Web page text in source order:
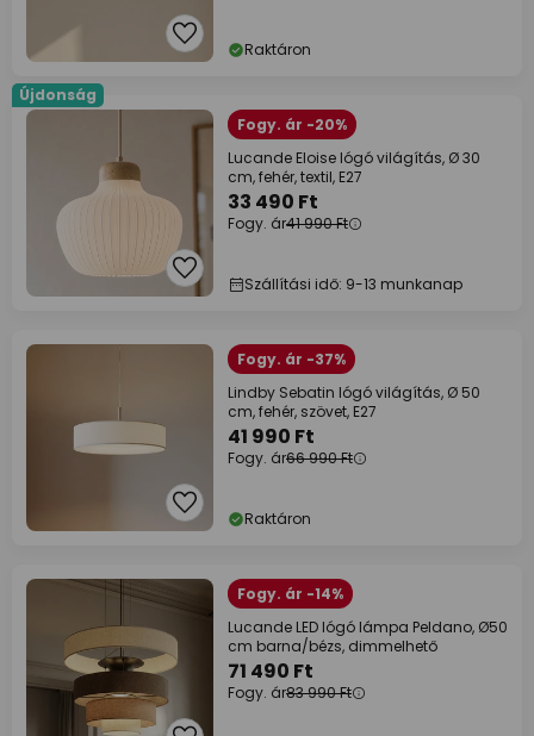
Raktáron
Újdonság
Fogy. ár -20%
Lucande Eloise lógó világítás, Ø 30
cm, fehér, textil, E27
33 490 Ft
Fogy. ár41 990 Ft
Szállítási idő: 9-13 munkanap
Fogy. ár -37%
Lindby Sebatin lógó világítás, Ø 50
cm, fehér, szövet, E27
41 990 Ft
Fogy. ár66 990 Ft
Raktáron
Fogy. ár -14%
Lucande LED lógó lámpa Peldano, Ø50
cm barna/bézs, dimmelhető
71 490 Ft
Fogy. ár83 990 Ft